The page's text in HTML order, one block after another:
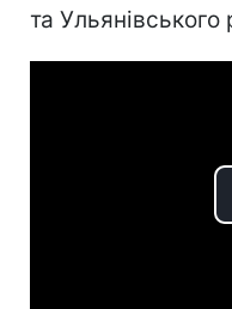
та Ульянівського